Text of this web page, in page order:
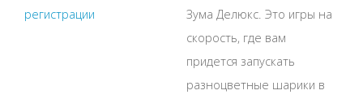
Зума Делюкс. Это игры на
скорость, где вам
придется запускать
разноцветные шарики в